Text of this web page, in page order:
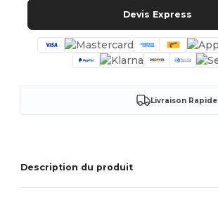
Devis Express
Livraison Rapide
Description du produit